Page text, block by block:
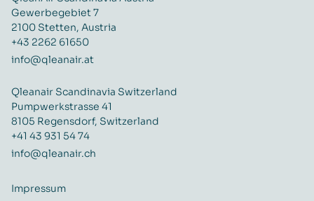
Gewerbegebiet 7
2100 Stetten, Austria
+43 2262 61650
info@qleanair.at
Qleanair Scandinavia Switzerland
Pumpwerkstrasse 41
8105 Regensdorf, Switzerland
+41 43 931 54 74
info@qleanair.ch
Impressum